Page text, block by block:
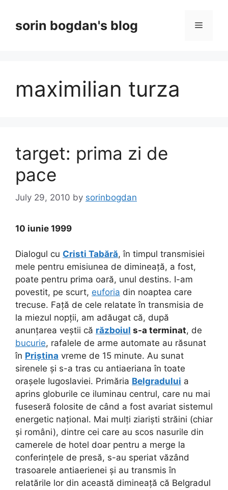
contentsorin bogdan's blog Menu
maximilian turza
target: prima zi de
pace
July 29, 2010 by sorinbogdan
10 iunie 1999
Dialogul cu Cristi Tabără, în timpul transmisiei
mele pentru emisiunea de dimineață, a fost,
poate pentru prima oară, unul destins. I-am
povestit, pe scurt, euforia din noaptea care
trecuse. Față de cele relatate în transmisia de
la miezul nopții, am adăugat că, după
anunțarea veștii că războiul s-a terminat, de
bucurie, rafalele de arme automate au răsunat
în Priștina vreme de 15 minute. Au sunat
sirenele și s-a tras cu antiaeriana în toate
orașele Iugoslaviei. Primăria Belgradului a
aprins globurile ce iluminau centrul, care nu mai
fuseseră folosite de când a fost avariat sistemul
energetic național. Mai mulți ziariști străini (chiar
și români), dintre cei care au scos nasurile din
camerele de hotel doar pentru a merge la
conferințele de presă, s-au speriat văzând
trasoarele antiaerienei și au transmis în
relatările lor din această dimineață că Belgradul